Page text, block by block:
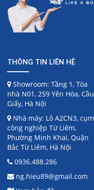
THÔNG TIN LIÊN HỆ
Showroom: Tầng 1, Tòa
nhà N01, 259 Yên Hòa, Cầu
Giấy, Hà Nội
Nhà máy: Lô A2CN3, cụm
công nghiệp Từ Liêm,
Phường Minh Khai, Quận
Bắc Từ Liêm, Hà Nội
0936.488.286
ng.hieu89@gmail.com